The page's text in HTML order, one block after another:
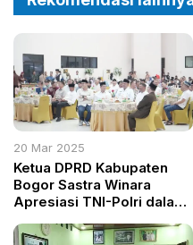
20 Mar 2025
Ketua DPRD Kabupaten
Bogor Sastra Winara
Apresiasi TNI-Polri dalam
Wilayah